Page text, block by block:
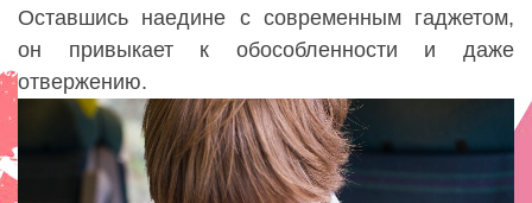
Оставшись наедине с современным гаджетом,
он привыкает к обособленности и даже
отвержению.